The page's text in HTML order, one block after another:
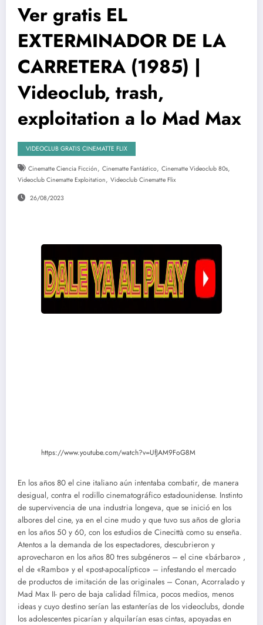
Ver gratis EL
EXTERMINADOR DE LA
CARRETERA (1985) |
Videoclub, trash,
exploitation a lo Mad Max
VIDEOCLUB GRATIS CINEMATTE FLIX
Cinematte Ciencia Ficción, Cinematte Fantástico, Cinematte Videoclub 80s,
Videoclub Cinematte Exploitation, Videoclub Cinematte Flix
26/08/2023
https://www.youtube.com/watch?v=UfJAM9FoG8M
En los años 80 el cine italiano aún intentaba combatir, de manera
desigual, contra el rodillo cinematográfico estadounidense. Instinto
de supervivencia de una industria longeva, que se inició en los
albores del cine, ya en el cine mudo y que tuvo sus años de gloria
en los años 50 y 60, con los estudios de Cinecittà como su enseña.
Atentos a la demanda de los espectadores, descubrieron y
aprovecharon en los años 80 tres subgéneros – el cine «bárbaro» ,
el de «Rambo» y el «post-apocalíptico» – infestando el mercado
de productos de imitación de las originales – Conan, Acorralado y
Mad Max II- pero de baja calidad fílmica, pocos medios, menos
ideas y cuyo destino serían las estanterías de los videoclubs, donde
los adolescentes picarían y alquilarían esas cintas, apoyadas en